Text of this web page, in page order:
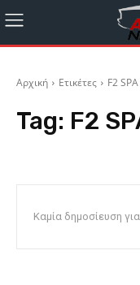
Αρχική Ετικέτες F2
Tag: F2
Καμία δημοσίευση